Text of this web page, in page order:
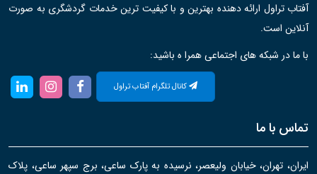
آفتاب تراول ارائه دهنده بهترین و با کیفیت ترین خدمات گردشگری به صورت
آنلاین است.
با ما در شبکه های اجتماعی همرا ه باشید:
کانال تلگرام آفتاب تراول
تماس با ما
ایران، تهران، خیابان ولیعصر، نرسیده به پارک ساعی، برج سپهر ساعی، پلاک